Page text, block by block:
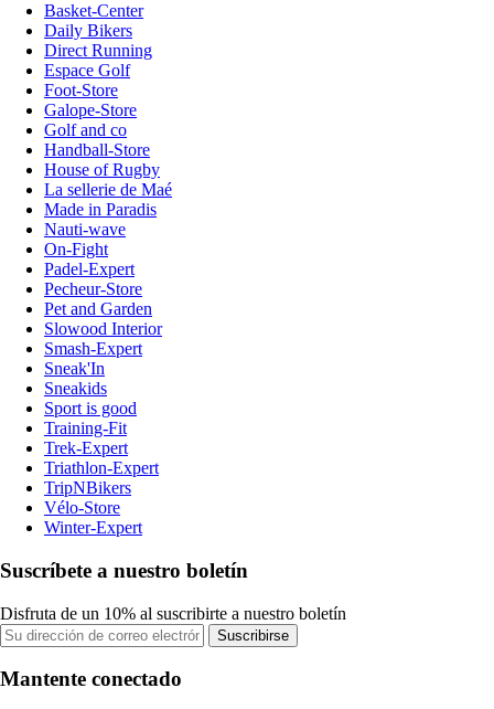
Basket-Center
Daily Bikers
Direct Running
Espace Golf
Foot-Store
Galope-Store
Golf and co
Handball-Store
House of Rugby
La sellerie de Maé
Made in Paradis
Nauti-wave
On-Fight
Padel-Expert
Pecheur-Store
Pet and Garden
Slowood Interior
Smash-Expert
Sneak'In
Sneakids
Sport is good
Training-Fit
Trek-Expert
Triathlon-Expert
TripNBikers
Vélo-Store
Winter-Expert
Suscríbete a nuestro boletín
Disfruta de un 10% al suscribirte a nuestro boletín
Suscribirse
Mantente conectado